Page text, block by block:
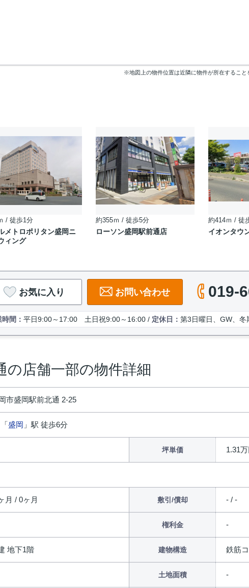
※地図上の物件位置は近隣に物件が所在すること
/ 徒歩1分
メトロポリタン盛岡ニ
ィング
約355ｍ / 徒歩5分
ローソン盛岡駅前通店
約414ｍ / 徒
イオンタウ
お気に入り お問い合わせ 019-
間： 平日9:00～17:00 土日祝9:00～16:00 / 定休日： 第3日曜日、GW、冬
の店舗一部の物件詳細
市盛岡駅前北通 2-25
盛岡 」駅 徒歩6分
坪単価 1.31
月 / 0ヶ月 敷引/償却 - / -
権利金
地下1階 建物構造 鉄筋
土地面積